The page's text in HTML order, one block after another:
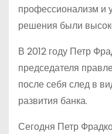
профессионализм и
решения были
В 2012 году Петр
председателя
после себя след в
развития банка.
Сегодня Петр